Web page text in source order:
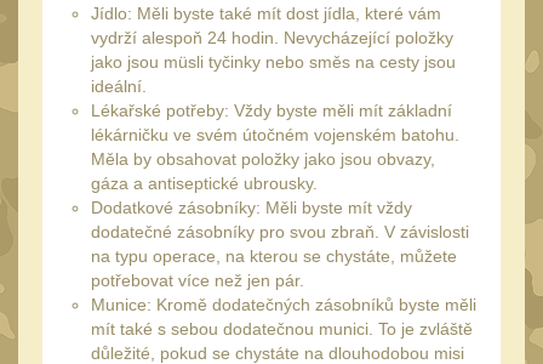
Čištění 39
AR15 14
AK4710
.223 (5.56mm) 9
.243 .260 (6.5mm) 7
.270 .280 (7mm)
.30 .308 (7.62mm)10
12GA, 20GA14
Jídlo: Měli byste také mít dost jídla, které vám
vydrží alespoň 24 hodin. Nevycházející položky
jako jsou müsli tyčinky nebo směs na cesty jsou
ideální.
Lékařské potřeby: Vždy byste měli mít základní
lékárničku ve svém útočném vojenském batohu.
Měla by obsahovat položky jako jsou obvazy,
gáza a antiseptické ubrousky.
Dodatkové zásobníky: Měli byste mít vždy
dodatečné zásobníky pro svou zbraň. V závislosti
na typu operace, na kterou se chystáte, můžete
potřebovat více než jen pár.
Munice: Kromě dodatečných zásobníků byste měli
mít také s sebou dodatečnou munici. To je zvláště
důležité, pokud se chystáte na dlouhodobou misi